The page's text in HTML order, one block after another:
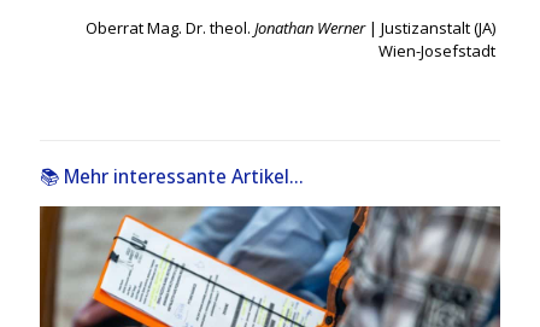
Oberrat Mag. Dr. theol.Jonathan Werner| Justizanstalt (JA)
Wien-Josefstadt
📚 Mehr interessante Artikel...